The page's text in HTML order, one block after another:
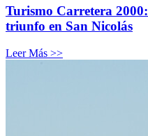
Turismo Carretera
triunfo en San Nicolás
Leer Más >>